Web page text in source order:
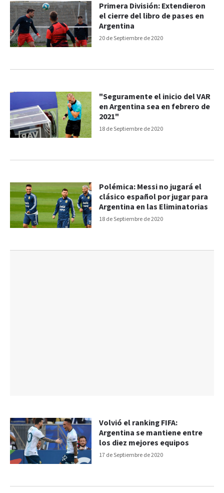
20 de Septiembre de 2020
Primera División: Extendieron
el cierre del libro de pases en
Argentina
18 de Septiembre de 2020
"Seguramente el inicio del VAR
en Argentina sea en febrero de
2021"
18 de Septiembre de 2020
Polémica: Messi no jugará el
clásico español por jugar para
Argentina en las Eliminatorias
17 de Septiembre de 2020
Volvió el ranking FIFA:
Argentina se mantiene entre
los diez mejores equipos